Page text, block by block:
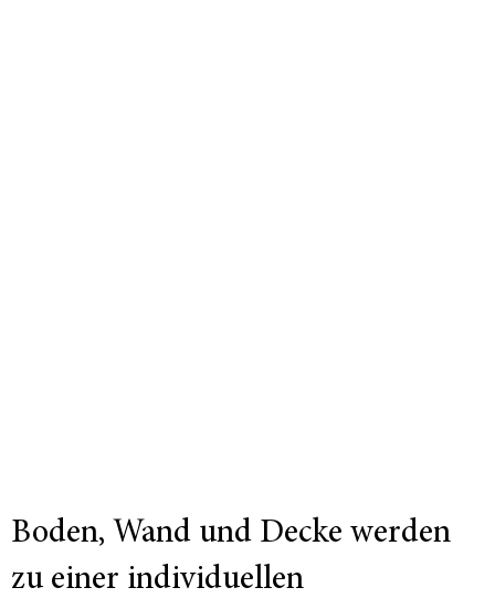
Boden, Wand und Decke werden
zu einer individuellen